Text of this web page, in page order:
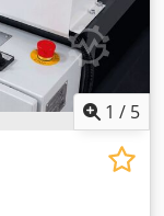
1 / 5